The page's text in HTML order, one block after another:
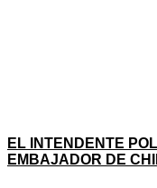
EL INTENDENTE
EMBAJADOR DE